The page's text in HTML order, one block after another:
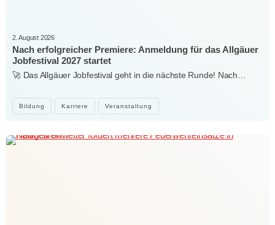
Bildung Karriere Veranstaltung
2. August 2026
Nach erfolgreicher Premiere: Anmeldung für das Allgäuer
Jobfestival 2027 startet
🚀 Das Allgäuer Jobfestival geht in die nächste Runde! Nach…